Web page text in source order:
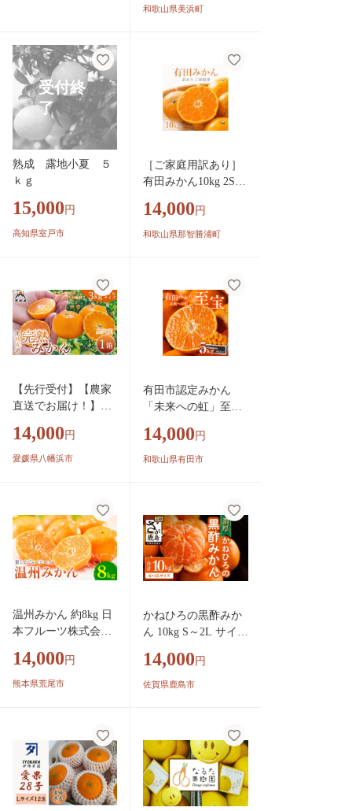
和歌山県美浜町
熟成 露地小夏 ５
ｋｇ
15,000 円
高知県室戸市
［ご家庭用訳あり］
有田みかん10kg 2S〜
2］
14,000 円
和歌山県那智勝浦町
【先行受付】【農家
直送でお届け！】果
かん 3kg(2S~Sサイ
ズ)【C98-19】【1711
ーツ 果物 蜜柑 柑橘
類 デザート 数量限
定 産地直送 旬 大玉
小玉 おすすめ 人気
お取り寄せ 送料無料
愛媛県 八幡浜市
14,000 円
愛媛県八幡浜市
有田市認定みかん
「未来への虹」至宝
認定フルーツ】(A1-
2)
14,000 円
和歌山県有田市
温州みかん 約8kg 日
本フルーツ株式会社
月中旬-2月中旬頃出
荷》 デコポン 果物
14,000 円
熊本県荒尾市
かねひろの黒酢みか
ん 10kg S～2L サイズ
旬～1月上旬頃発送予
定》温州みかん ふる
ジューシー 果物 蜜柑
お取り寄せ 農家直送
国産 九州 佐賀県 鹿
島市 送料無料 B-911
14,000 円
佐賀県鹿島市